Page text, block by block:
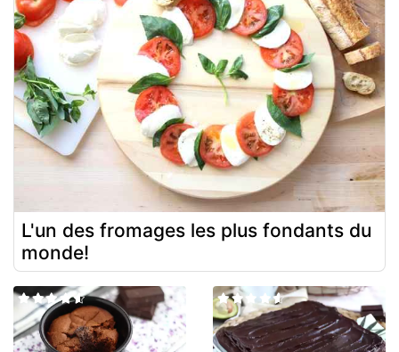
L'un des fromages les plus fondants du
monde!